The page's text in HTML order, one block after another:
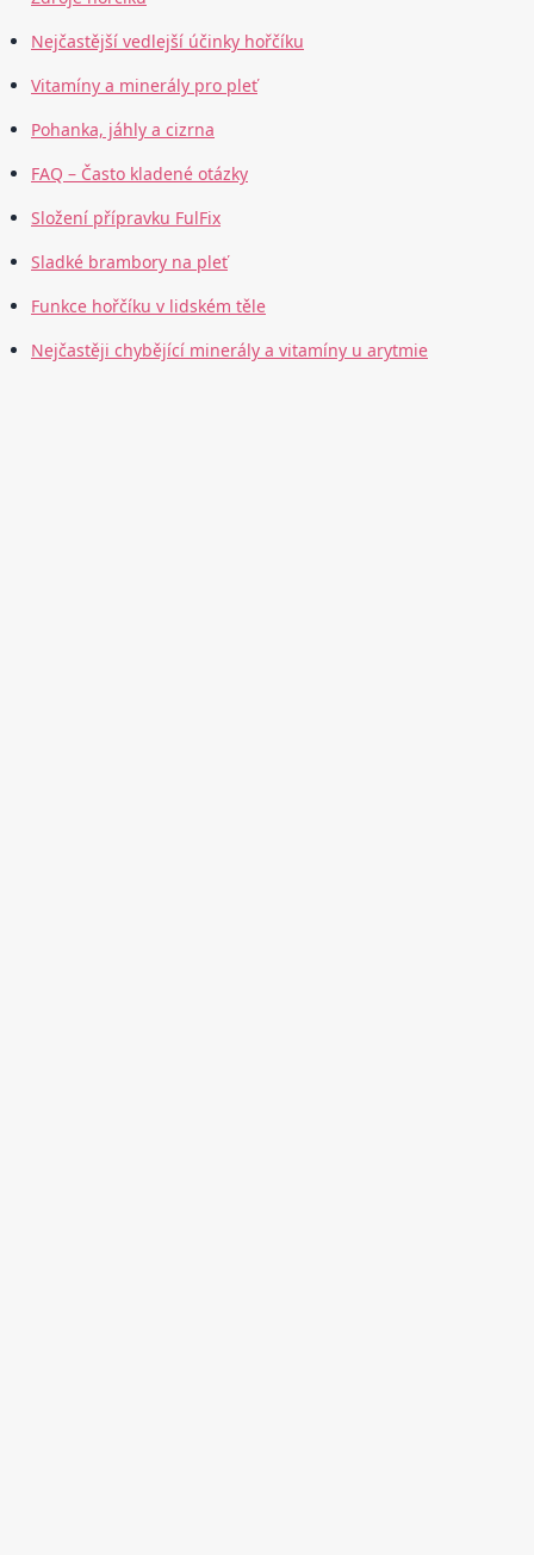
Nejčastější vedlejší účinky hořčíku
Vitamíny a minerály pro pleť
Pohanka, jáhly a cizrna
FAQ – Často kladené otázky
Složení přípravku FulFix
Sladké brambory na pleť
Funkce hořčíku v lidském těle
Nejčastěji chybějící minerály a vitamíny u arytmie